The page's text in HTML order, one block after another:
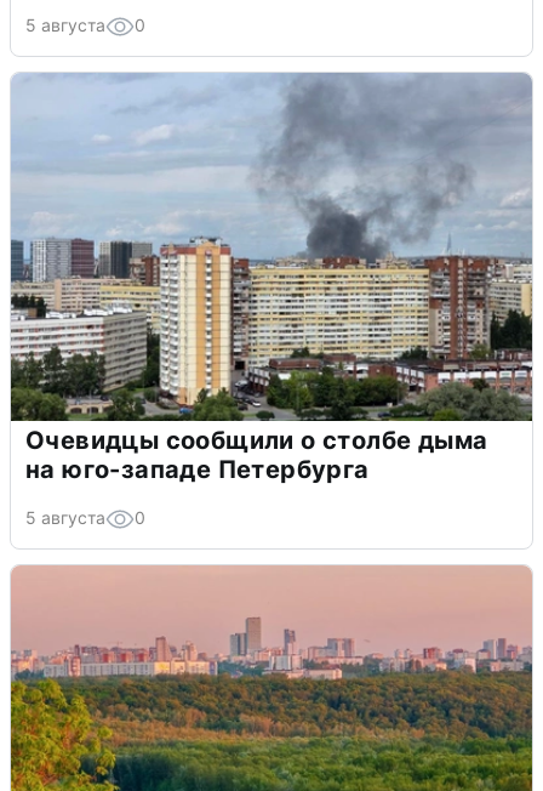
5 августа 0
Очевидцы сообщили о столбе дыма
на юго-западе Петербурга
5 августа 0